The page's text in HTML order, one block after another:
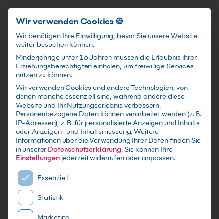
Förderungen training@kebel.de +49 231 5191986 Anmelden
Suchen
Seminarraum inBerlin
mieten
Wir verwenden Cookies 🍪
Wir benötigen Ihre Einwilligung, bevor Sie unsere Website
weiter besuchen können.
Minderjährige unter 16 Jahren müssen die Erlaubnis ihrer
Erziehungsberechtigten einholen, um freiwillige Services
nutzen zu können.
Wir verwenden Cookies und andere Technologien, von
denen manche essenziell sind, während andere diese
Website und Ihr Nutzungserlebnis verbessern.
Personenbezogene Daten können verarbeitet werden (z. B.
IP-Adressen), z. B. für personalisierte Anzeigen und Inhalte
oder Anzeigen- und Inhaltsmessung.Weitere
Informationen über die Verwendung Ihrer Daten finden Sie
in unserer Datenschutzerklärung.Sie können Ihre
Einstellungen jederzeit widerrufen oder anpassen.
Es folgt eine Liste der Service-Gruppen, für die eine
Essenziell
Statistik
Marketing